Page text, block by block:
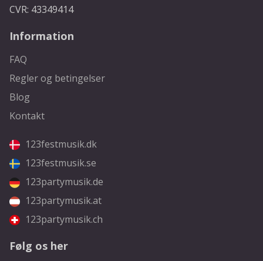
CVR: 43349414
Information
FAQ
Regler og betingelser
Blog
Kontakt
123festmusik.dk
123festmusik.se
123partymusik.de
123partymusik.at
123partymusik.ch
Følg os her